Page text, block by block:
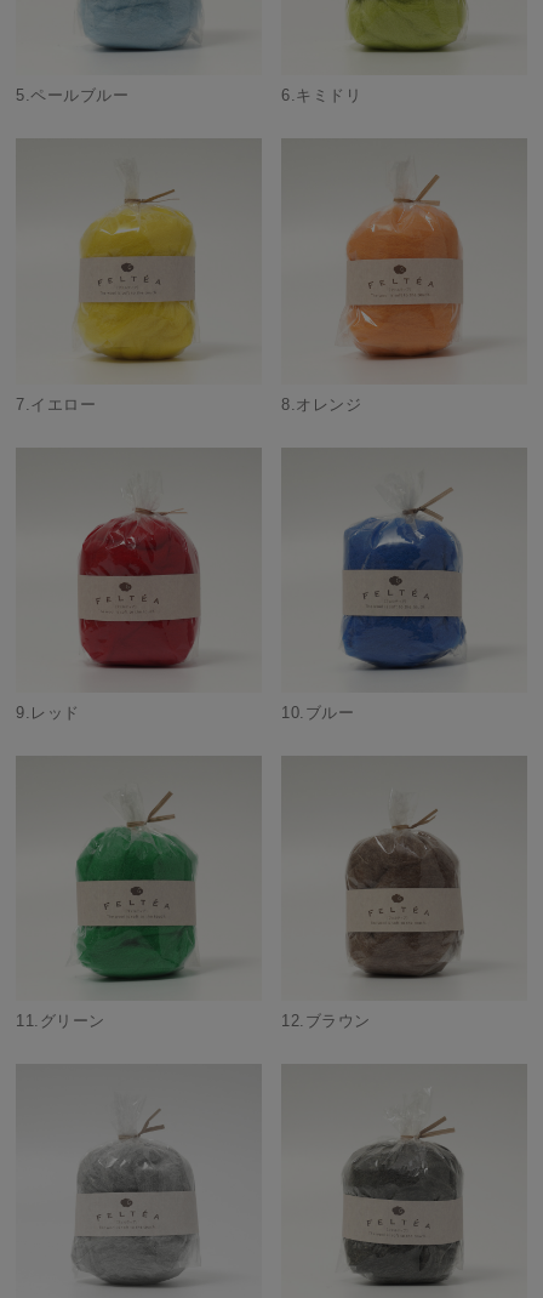
5.ペールブルー 6.キミドリ
7.イエロー 8.オレンジ
9.レッド 10.ブルー
11.グリーン 12.ブラウン